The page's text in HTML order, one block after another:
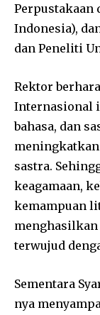
Perpustakaan
Indonesia),
dan Peneliti
Rektor
Internasional
bahasa, dan
meningkatkan
sastra.
keagamaan,
kemampuan
terwujud
Sementara
nya